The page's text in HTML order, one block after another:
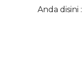
Anda disini :